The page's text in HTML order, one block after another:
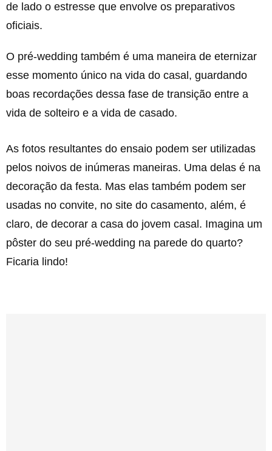
de lado o estresse que envolve os preparativos
oficiais.
O pré-wedding também é uma maneira de eternizar
esse momento único na vida do casal, guardando
boas recordações dessa fase de transição entre a
vida de solteiro e a vida de casado.
As fotos resultantes do ensaio podem ser utilizadas
pelos noivos de inúmeras maneiras. Uma delas é na
decoração da festa. Mas elas também podem ser
usadas no convite, no site do casamento, além, é
claro, de decorar a casa do jovem casal. Imagina um
pôster do seu pré-wedding na parede do quarto?
Ficaria lindo!